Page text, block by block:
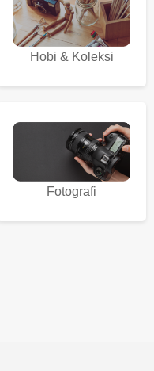
Hobi & Koleksi
Fotografi